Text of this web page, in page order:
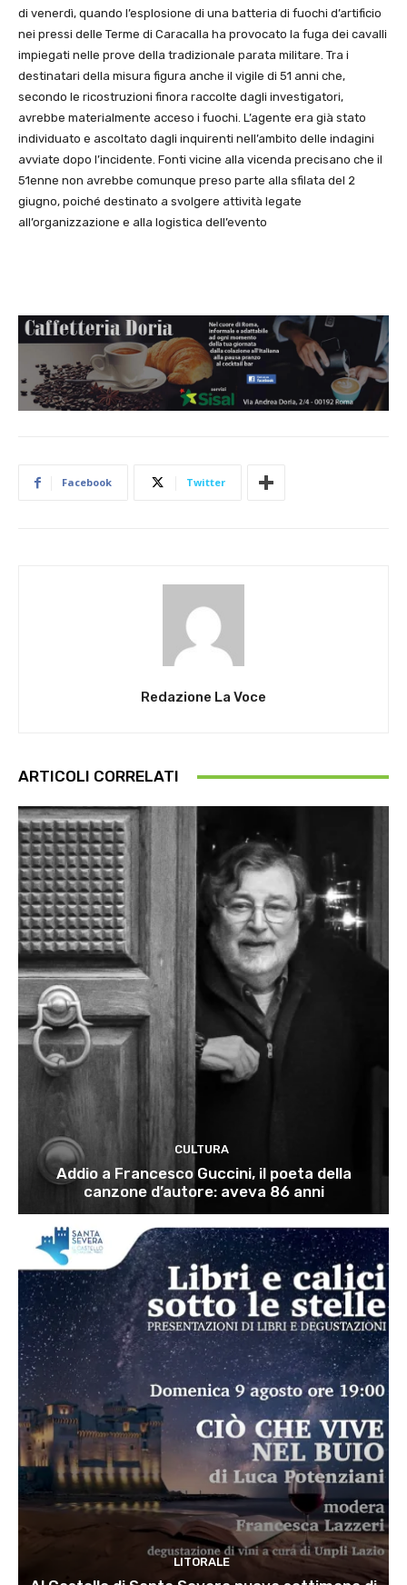
di venerdì, quando l’esplosione di una batteria di fuochi d’artificio
nei pressi delle Terme di Caracalla ha provocato la fuga dei cavalli
impiegati nelle prove della tradizionale parata militare. Tra i
destinatari della misura figura anche il vigile di 51 anni che,
secondo le ricostruzioni finora raccolte dagli investigatori,
avrebbe materialmente acceso i fuochi. L’agente era già stato
individuato e ascoltato dagli inquirenti nell’ambito delle indagini
avviate dopo l’incidente. Fonti vicine alla vicenda precisano che il
51enne non avrebbe comunque preso parte alla sfilata del 2
giugno, poiché destinato a svolgere attività legate
all’organizzazione e alla logistica dell’evento
Facebook Twitter
Redazione La Voce
ARTICOLI CORRELATI
CULTURA
Addio a Francesco Guccini, il poeta della
canzone d’autore: aveva 86 anni
LITORALE